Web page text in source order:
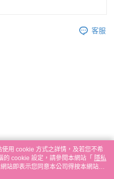
客服
用 cookie 方式之詳情，及若您不希
cookie 設定，請參閱本網站「 隱私
站即表示您同意本公司得按本網站使